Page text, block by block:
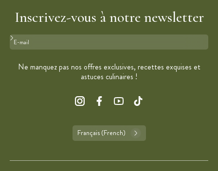
Inscrivez-vous à notre newsletter
Format : adresse@email.com
Ne manquez pas nos offres exclusives, recettes exquises et
astuces culinaires !
Français (French)